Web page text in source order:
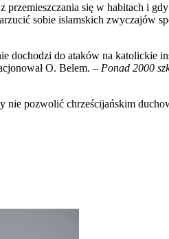
się w habitach i
sobie islamskich zwyczajów
dochodzi do ataków na katolickie
O. Belem. – Ponad 2000
nie pozwolić chrześcijańskim